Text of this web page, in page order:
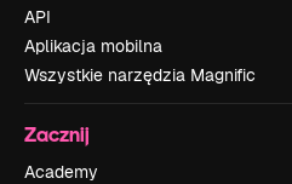
API
Aplikacja mobilna
Wszystkie narzędzia Magnific
Zacznij
Academy